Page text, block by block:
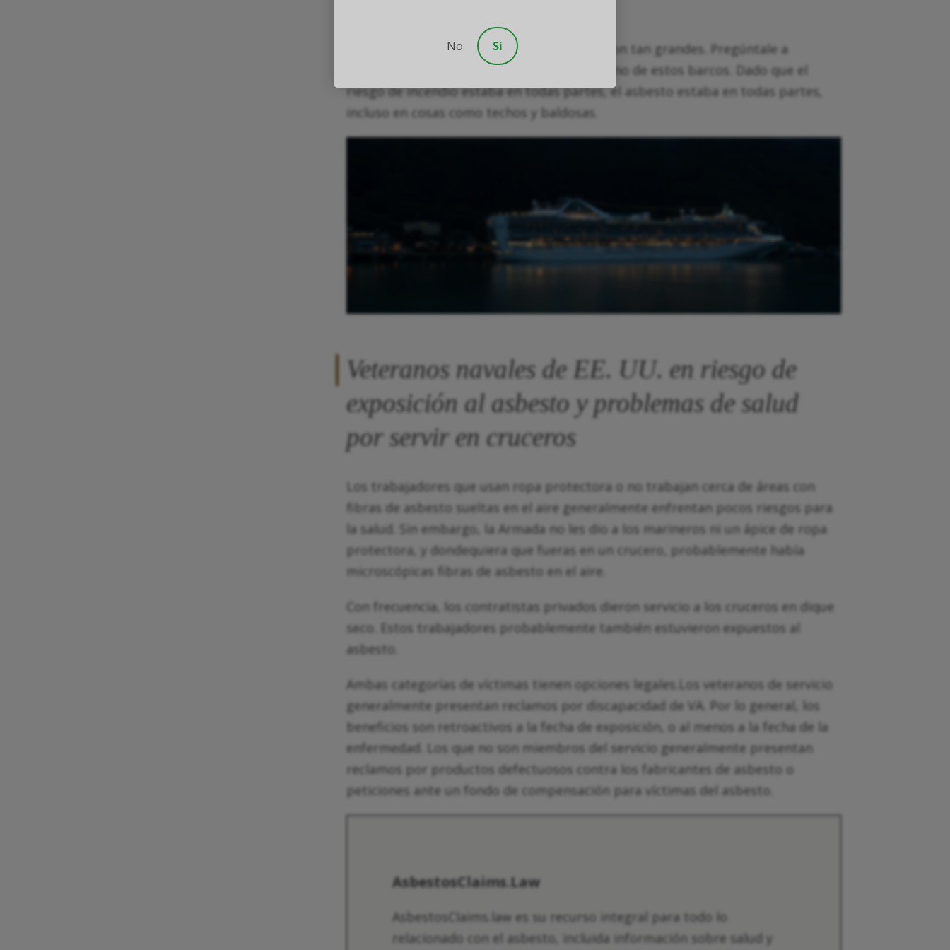
Los cruceros son barcos grandes. Pero no son tan grandes. Pregúntale a
cualquiera que haya servido alguna vez en uno de estos barcos. Dado que el
riesgo de incendio estaba en todas partes, el asbesto estaba en todas partes,
incluso en cosas como techos y baldosas.
Veteranos navales de EE. UU. en riesgo de
exposición al asbesto y problemas de salud
por servir en cruceros
Los trabajadores que usan ropa protectora o no trabajan cerca de áreas con
fibras de asbesto sueltas en el aire generalmente enfrentan pocos riesgos para
la salud. Sin embargo, la Armada no les dio a los marineros ni un ápice de ropa
protectora, y dondequiera que fueras en un crucero, probablemente había
microscópicas fibras de asbesto en el aire.
Con frecuencia, los contratistas privados dieron servicio a los cruceros en dique
seco. Estos trabajadores probablemente también estuvieron expuestos al
asbesto.
Ambas categorías de víctimas tienen opciones legales.Los veteranos de servicio
generalmente presentan reclamos por discapacidad de VA. Por lo general, los
beneficios son retroactivos a la fecha de exposición, o al menos a la fecha de la
enfermedad. Los que no son miembros del servicio generalmente presentan
reclamos por productos defectuosos contra los fabricantes de asbesto o
peticiones ante un fondo de compensación para víctimas del asbesto.
AsbestosClaims.Law
AsbestosClaims.law es su recurso integral para todo lo
relacionado con el asbesto, incluida información sobre salud y
No Sí